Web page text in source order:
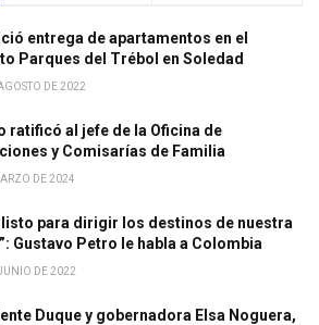
entrega de apartamentos en el
Parques del Trébol en Soledad
DE 2022
ratificó al jefe de la Oficina de
y Comisarías de Familia
DE 2024
listo para dirigir los destinos de nuestra
Gustavo Petro le habla a Colombia
DE 2022
Duque y gobernadora Elsa Noguera,